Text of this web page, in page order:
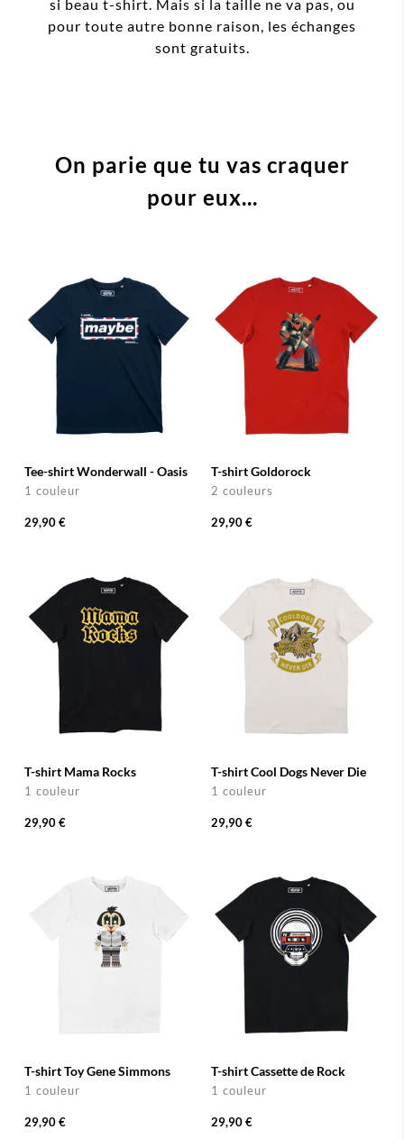
si beau t-shirt. Mais si la taille ne va pas, ou
pour toute autre bonne raison, les échanges
sont gratuits.
On parie que tu vas craquer
pour eux...
Tee-shirt Wonderwall - Oasis
1 couleur
29,90 €
T-shirt Goldorock
2 couleurs
29,90 €
T-shirt Mama Rocks
1 couleur
29,90 €
T-shirt Cool Dogs Never Die
1 couleur
29,90 €
T-shirt Toy Gene Simmons
1 couleur
29,90 €
T-shirt Cassette de Rock
1 couleur
29,90 €